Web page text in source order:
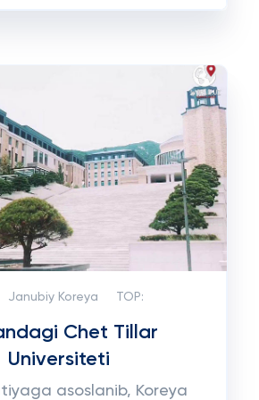
Janubiy Koreya TOP:
Chet Tillar
Universiteti
asoslanib, Koreya